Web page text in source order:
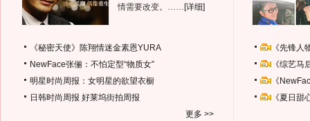
情需要改变。…… [详细]
《秘密天使》陈翔情迷金素恩YURA
NewFace张俪：不怕定型“物质女”
明星时尚周报：女明星的欲望衣橱
日韩时尚周报 好莱坞街拍周报
更多 >>
《先锋
《综艺
《
《夏日